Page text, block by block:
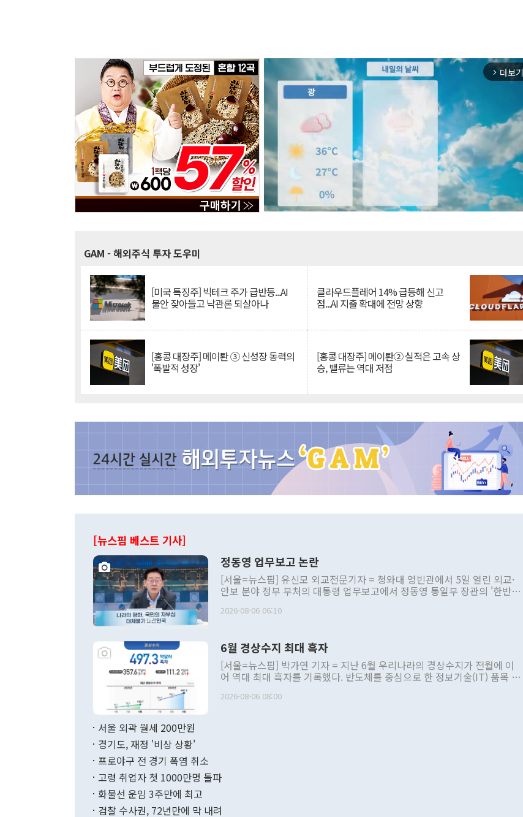
arrow_forward_ios 더보기
GAM - 해외주식 투자 도우미
[미국 특징주] 빅테크 주가 급반등...AI
불안 잦아들고 낙관론 되살아나
클라우드플레어 14% 급등해 신고
점...AI 지출 확대에 전망 상향
[홍콩 대장주] 메이퇀 ③ 신성장 동력의
'폭발적 성장'
[홍콩 대장주] 메이퇀② 실적은 고속 상
승, 밸류는 역대 저점
[뉴스핌 베스트 기사]
정동영 업무보고 논란
[서울=뉴스핌] 유신모 외교전문기자 = 청와대 영빈관에서 5일 열린 외교·
안보 분야 정부 부처의 대통령 업무보고에서 정동영 통일부 장관의 '한반도
발언 중에는 정부 내 조율을 거치지 않은 사안을 정책으로 추진하겠다고 공
주의적 희망에 근거한 비현실적 구상'이라는 비판을 내놨다. 그동안 정 장
관의 대북 정책 관련 발언이 물의를 빚은 적은 여러 번 있지만 대통령과 유
관 부처 장관이 공개적으로 부정적 입장을 표명한 것은 이례적이다. 정 장
관의 무리한 대북 접근법과 월권을 제어해야 한다는 목소리도 높아지고 있
다. [정동영 통일부 장관이 지난달 23일 오후 서울 종로구 정부서울청사에
무너졌다고도 했다. 또 "현 시점에서 흘러간 선(先)비핵화만 되뇌는 것은
함께 4자 대화의 동력을 확보하기 위해 최선을 다할 것"이라고 말했다. 하
2026-08-06 06:10
6월 경상수지 최대 흑자
[서울=뉴스핌] 박가연 기자 = 지난 6월 우리나라의 경상수지가 전월에 이
어 역대 최대 흑자를 기록했다. 반도체를 중심으로 한 정보기술(IT) 품목 수
료=한국은행] 한국은행이 6일 발표한 '2026년 6월 국제수지(잠정)'에 따르
며 월간 기준 처음으로 1000억달러를 넘어섰다. 상품수입은 644억8000만
196.9% 급증했고 컴퓨터·주변기기(SSD)는 282.7% 증가했다. IT 품목
2026-08-06 08:00
서울 외곽 월세 200만원
경기도, 재정 '비상 상황'
프로야구 전 경기 폭염 취소
고령 취업자 첫 1000만명 돌파
화물선 운임 3주만에 최고
검찰 수사권, 72년만에 막 내려